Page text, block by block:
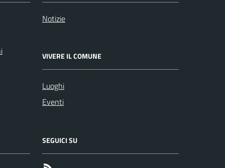
Notizie
VIVERE IL COMUNE
Luoghi
Eventi
SEGUICI SU